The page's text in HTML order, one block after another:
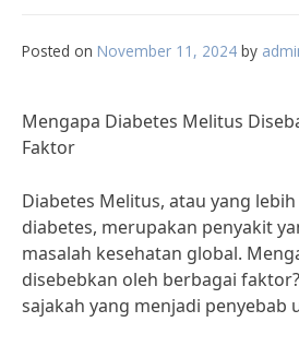
Posted on November 11, 2024 by
Mengapa Diabetes Melitus
Faktor
Diabetes Melitus, atau yang
diabetes, merupakan penyakit
masalah kesehatan global.
disebebkan oleh berbagai
sajakah yang menjadi penyebab